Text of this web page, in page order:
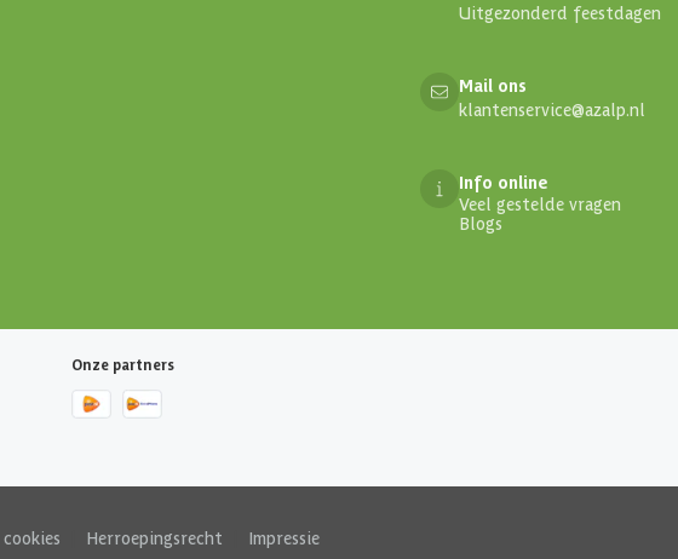
Uitgezonderd feestdagen
Mail ons
klantenservice@azalp.nl
Info online
Veel gestelde vragen
Blogs
Onze partners
Herroepingsrecht Impressie